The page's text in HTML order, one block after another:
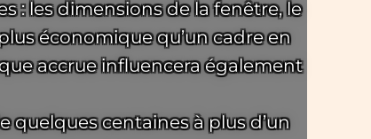
: les dimensions de la fenêtre, le
économique qu’un cadre en
accrue influencera également
quelques centaines à plus d’un